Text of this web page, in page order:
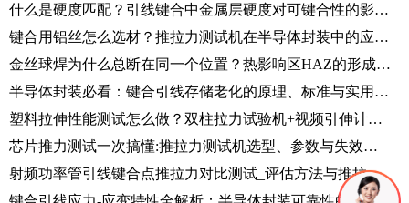
什么是硬度匹配？引线键合中金属层硬度对可键合性的影响解析
键合用铝丝怎么选材？推拉力测试机在半导体封装中的应用解析
金丝球焊为什么总断在同一个位置？热影响区HAZ的形成、问题与管控方法
半导体封装必看：键合引线存储老化的原理、标准与实用管控全解析
塑料拉伸性能测试怎么做？双柱拉力试验机+视频引伸计完整方案解析
芯片推力测试一次搞懂:推拉力测试机选型、参数与失效分析
射频功率管引线键合点推拉力对比测试_评估方法与推拉力测试机测试流程详解